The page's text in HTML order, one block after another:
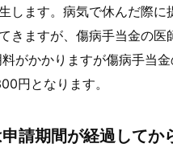
します。病気で休んだ際
きますが、傷病手当金の
がかかりますが傷病手当
円となります。
請期間が経過してか